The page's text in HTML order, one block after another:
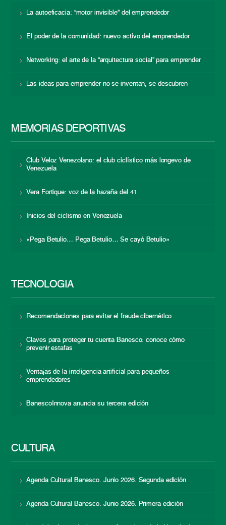
La autoeficacia: “motor invisible” del emprendedor
El poder de la comunidad: nuevo activo del emprendedor
Networking: el arte de la “arquitectura social” para emprender
Las ideas para emprender no se inventan, se descubren
MEMORIAS DEPORTIVAS
Club Veloz Venezolano: el club ciclístico más longevo de
Venezuela
Vera Fortique: voz de la hazaña del 41
Inicios del ciclismo en Venezuela
«Pega Betulio… Pega Betulio… Se cayó Betulio»
TECNOLOGÍA
Recomendaciones para evitar el fraude cibernético
Claves para proteger tu cuenta Banesco: conoce cómo
prevenir estafas
Ventajas de la inteligencia artificial para pequeños
emprendedores
BanescoInnova anuncia su tercera edición
CULTURA
Agenda Cultural Banesco. Junio 2026. Segunda edición
Agenda Cultural Banesco. Junio 2026. Primera edición